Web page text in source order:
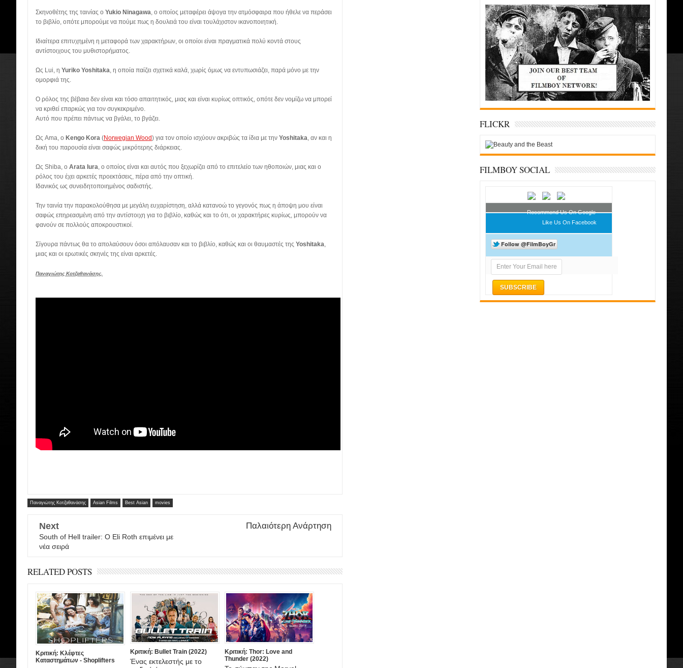
Σκηνοθέτης της ταινίας ο Yukio Ninagawa, o οποίος μεταφέρει άψογα την ατμόσφαιρα που ήθελε να περάσει
το βιβλίο, οπότε μπορούμε να πούμε πως η δουλειά του είναι τουλάχιστον ικανοποιητική.
Ιδιαίτερα επιτυχημένη η μεταφορά των χαρακτήρων, οι οποίοι είναι πραγματικά πολύ κοντά στους
αντίστοιχους του μυθιστορήματος.
Ως Lui, η Yuriko Yoshitaka, η οποία παίζει σχετικά καλά, χωρίς όμως να εντυπωσιάζει, παρά μόνο με την
ομορφιά της.
Ο ρόλος της βέβαια δεν είναι και τόσο απαιτητικός, μιας και είναι κυρίως οπτικός, οπότε δεν νομίζω να μπορεί
να κριθεί επαρκώς για τον συγκεκριμένο.
Αυτό που πρέπει πάντως να βγάλει, το βγάζει.
Ως Ama, ο Kengo Kora (Norwegian Wood) για τον οποίο ισχύουν ακριβώς τα ίδια με την Yoshitaka, αν και η
δική του παρουσία είναι σαφώς μικρότερης διάρκειας.
Ως Shiba, ο Αrata Iura, o οποίος είναι και αυτός που ξεχωρίζει από το επιτελείο των ηθοποιών, μιας και ο
ρόλος του έχει αρκετές προεκτάσεις, πέρα από την οπτική.
Ιδανικός ως συνειδητοποιημένος σαδιστής.
Την ταινία την παρακολούθησα με μεγάλη ευχαρίστηση, αλλά κατανοώ το γεγονός πως η άποψη μου είναι
σαφώς επηρεασμένη από την αντίστοιχη για το βιβλίο, καθώς και το ότι, οι χαρακτήρες κυρίως, μπορούν να
φανούν σε πολλούς αποκρουστικοί.
Σίγουρα πάντως θα το απολαύσουν όσοι απόλαυσαν και το βιβλίο, καθώς και οι θαυμαστές της Yoshitaka,
μιας και οι ερωτικές σκηνές της είναι αρκετές.
Παναγιώτης Κοτζαθανάσης.
Παναγιώτης Κοτζαθανάσης Asian Films Best Asian movies
Next
South of Hell trailer: Ο Eli Roth επιμένει με
νέα σειρά
Παλαιότερη Ανάρτηση
RELATED POSTS
Κριτική: Κλέφτες
Καταστημάτων - Shoplifters
Κριτική: Bullet Train (2022)
Ένας εκτελεστής με το
Κριτική: Thor: Love and
Thunder (2022)
FLICKR
FILMBOY SOCIAL
Recommend Us On Google
Like Us On Facebook